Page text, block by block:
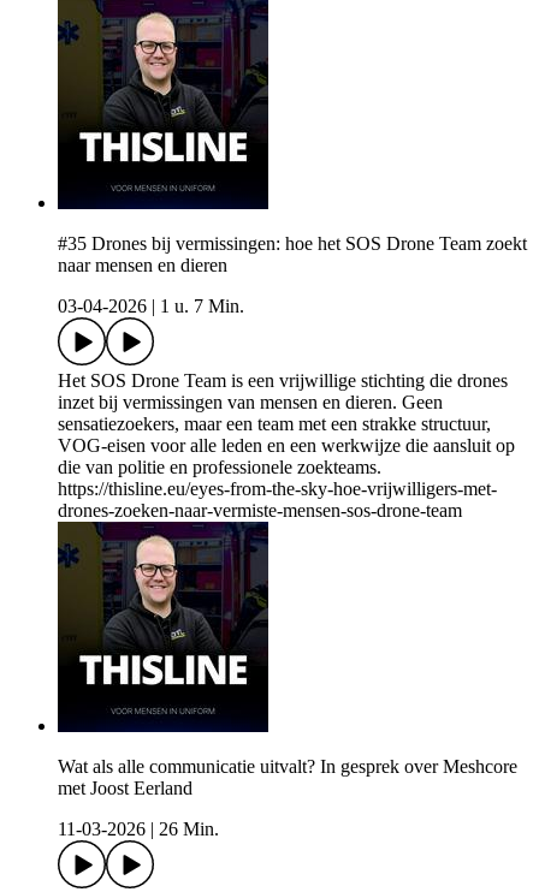
#35 Drones bij vermissingen: hoe het SOS Drone Team zoekt
naar mensen en dieren
03-04-2026
1 u. 7 Min.
Het SOS Drone Team is een vrijwillige stichting die drones
inzet bij vermissingen van mensen en dieren. Geen
sensatiezoekers, maar een team met een strakke structuur,
VOG-eisen voor alle leden en een werkwijze die aansluit op
die van politie en professionele zoekteams.
https://thisline.eu/eyes-from-the-sky-hoe-vrijwilligers-met-
drones-zoeken-naar-vermiste-mensen-sos-drone-team
Wat als alle communicatie uitvalt? In gesprek over Meshcore
met Joost Eerland
11-03-2026
26 Min.